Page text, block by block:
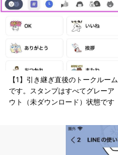
【1】引き継ぎ直後のトークルーム
です。スタンプはすべてグレーア
ウト（未ダウンロード）状態です